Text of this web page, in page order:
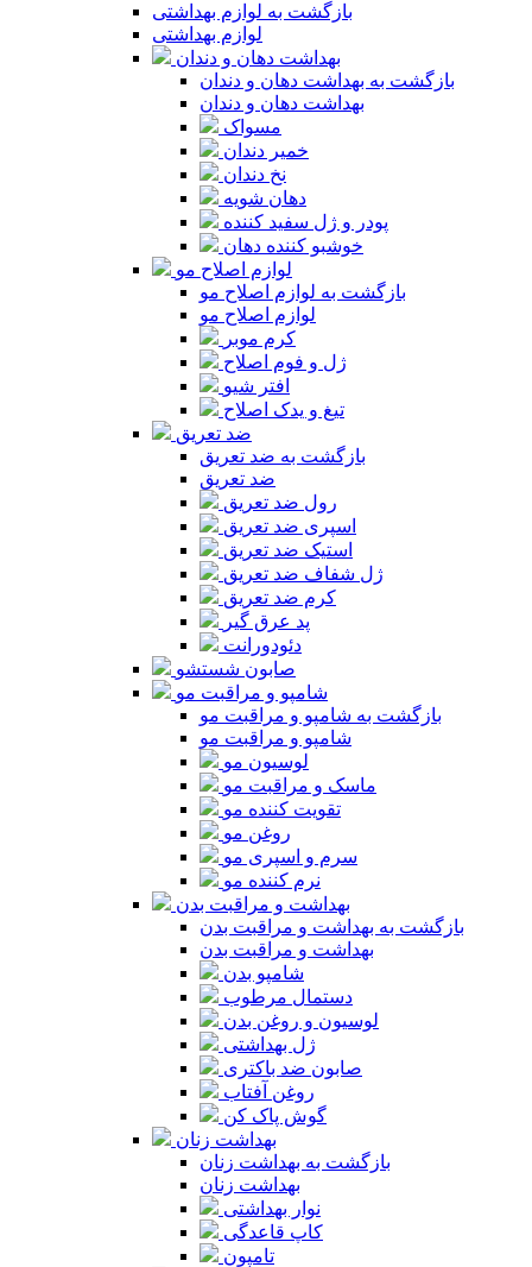
بازگشت به لوازم بهداشتی
لوازم بهداشتی
بهداشت دهان و دندان
بازگشت به بهداشت دهان و دندان
بهداشت دهان و دندان
مسواک
خمیر دندان
نخ دندان
دهان شویه
پودر و ژل سفید کننده
خوشبو کننده دهان
لوازم اصلاح مو
بازگشت به لوازم اصلاح مو
لوازم اصلاح مو
کرم موبر
ژل و فوم اصلاح
افتر شیو
تیغ و یدک اصلاح
ضد تعریق
بازگشت به ضد تعریق
ضد تعریق
رول ضد تعریق
اسپری ضد تعریق
استیک ضد تعریق
ژل شفاف ضد تعریق
کرم ضد تعریق
پد عرق گیر
دئودورانت
صابون شستشو
شامپو و مراقبت مو
بازگشت به شامپو و مراقبت مو
شامپو و مراقبت مو
لوسیون مو
ماسک و مراقبت مو
تقویت کننده مو
روغن مو
سرم و اسپری مو
نرم کننده مو
بهداشت و مراقبت بدن
بازگشت به بهداشت و مراقبت بدن
بهداشت و مراقبت بدن
شامپو بدن
دستمال مرطوب
لوسیون و روغن بدن
ژل بهداشتی
صابون ضد باکتری
روغن آفتاب
گوش پاک کن
بهداشت زنان
بازگشت به بهداشت زنان
بهداشت زنان
نوار بهداشتی
کاپ قاعدگی
تامپون